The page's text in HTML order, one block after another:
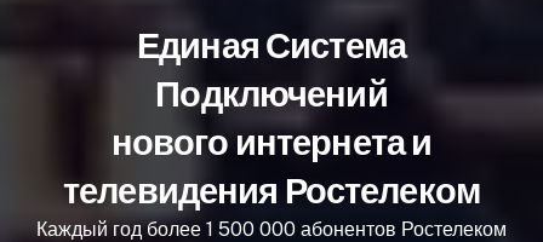
Единая Система
Подключений
нового интернета и
телевидения Ростелеком
Каждый год более 1 500 000 абонентов Ростелеком